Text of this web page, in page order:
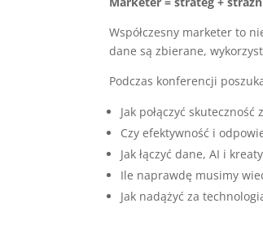
Współczesny marketer to
dane są zbierane,
Podczas konferencji
Jak połączyć
Czy efektywność i
Jak łączyć dane, AI i
Ile naprawdę musimy
Jak nadążyć za